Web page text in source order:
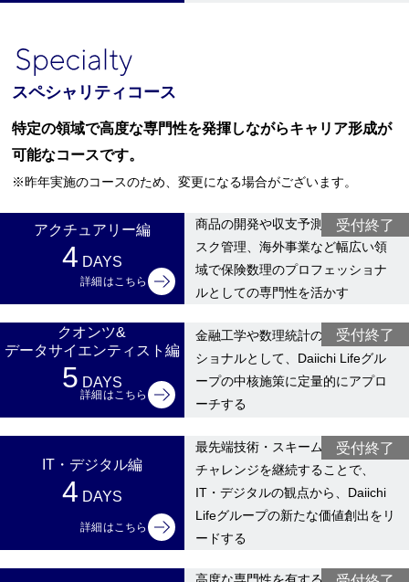
スペシャリティコース
特定の領域で高度な専門性を発揮しながらキャリア形成が
可能なコースです。
※昨年実施のコースのため、変更になる場合がございます。
アクチュアリー編
4 DAYS
詳細はこちら
受付終了
商品の開発や収支予測のほか、リ
スク管理、海外事業など幅広い領
域で保険数理のプロフェッショナ
ルとしての専門性を活かす
クオンツ&
データサイエンティスト編
5 DAYS
詳細はこちら
受付終了
金融工学や数理統計のプロフェッ
ショナルとして、Daiichi Lifeグル
ープの中核施策に定量的にアプロ
ーチする
IT・デジタル編
4 DAYS
詳細はこちら
受付終了
最先端技術・スキームへの果敢な
チャレンジを継続することで、
IT・デジタルの観点から、Daiichi
Lifeグループの新たな価値創出をリ
ードする